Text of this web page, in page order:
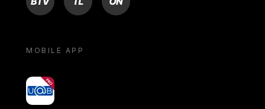
MOBILE APP
yoU@B